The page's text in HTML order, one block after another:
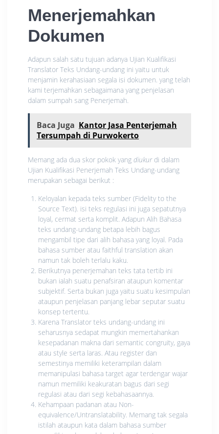
Menerjemahkan
Dokumen
Adapun salah satu tujuan adanya Ujian Kualifikasi
Translator Teks Undang-undang ini yaitu untuk
menjamin kerahasiaan segala isi dokumen. yang telah
kami terjemahkan sebagaimana yang penjelasan
dalam sumpah sang Penerjemah.
Baca Juga Kantor Jasa Penterjemah
Tersumpah di Purwokerto
Memang ada dua skor pokok yang diukurdi dalam
Ujian Kualifikasi Penerjemah Teks Undang-undang
merupakan sebagai berikut :
Keloyalan kepada teks sumber (Fidelity to the
Source Text). isi teks regulasi ini juga sepatutnya
loyal, cermat serta komplit. Adapun Alih Bahasa
teks undang-undang betapa lebih bagus
mengambil tipe dari alih bahasa yang loyal. Pada
bahasa sumber atau faithful translation akan
namun tak boleh terlalu kaku.
Berikutnya penerjemahan teks tata tertib ini
bukan ialah suatu penafsiran ataupun komentar
subjektif. Serta bukan juga yaitu suatu kesimpulan
ataupun penjelasan panjang lebar seputar suatu
konsep tertentu.
Karena Translator teks undang-undang ini
seharusnya sedapat mungkin memertahankan
kesepadanan makna dari semantic congruity, gaya
atau style serta laras. Atau register dan
semestinya memiliki keterampilan dalam
memanipulasi bahasa target agar terdengar wajar
namun memiliki keakuratan bagus dari segi
regulasi atau dari segi kebahasaannya.
Kehampaan padanan atau Non-
equivalence/Untranslatability. Memang tak segala
istilah ataupun kata dalam bahasa sumber